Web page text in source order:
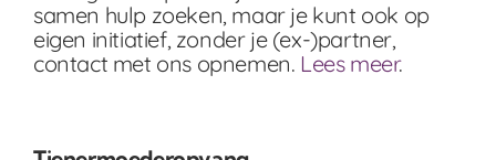
samen hulp zoeken, maar je kunt ook op
eigen initiatief, zonder je (ex-)partner,
contact met ons opnemen. Lees meer.